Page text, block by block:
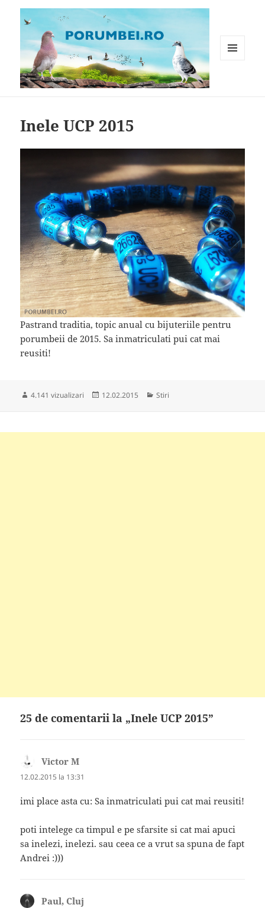
Inele UCP 2015
Pastrand traditia, topic anual cu bijuteriile pentru
porumbeii de 2015. Sa inmatriculati pui cat mai
reusiti!
4.141 vizualizari
Publicat
12.02.2015 Categorii
Stiri
25 de comentarii la „Inele UCP 2015”
Victor M
12.02.2015 la 13:31
imi place asta cu: Sa inmatriculati pui cat mai reusiti!
poti intelege ca timpul e pe sfarsite si cat mai apuci
sa inelezi, inelezi. sau ceea ce a vrut sa spuna de fapt
Andrei :)))
Paul, Cluj